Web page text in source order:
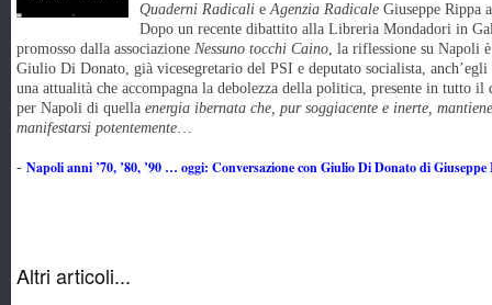
Quaderni Radicali eAgenzia Radicale Giuseppe Rippa
Dopo un recente dibattito alla Libreria Mondadori in
promosso dalla associazione Nessuno tocchi Caino, la riflessione su Napoli
Giulio Di Donato, già vicesegretario del PSI e deputato socialista, anch’egli
una attualità che accompagna la debolezza della politica, presente in tutto il
per Napoli di quella energia ibernata che, pur soggiacente e inerte,
manifestarsi potentemente…
- Napoli anni ’70, ’80, ’90 … oggi: Conversazione con Giulio Di Donato di
Altri articoli...